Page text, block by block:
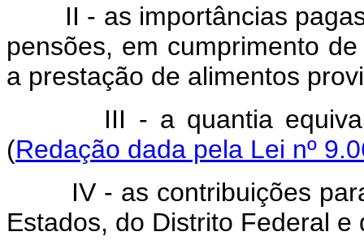
II - as importâncias pagas
pensões, em cumprimento
a prestação de alimentos
III - a quantia
(Redação dada pela Lei nº
IV - as contribuições para
Estados, do Distrito Federal e